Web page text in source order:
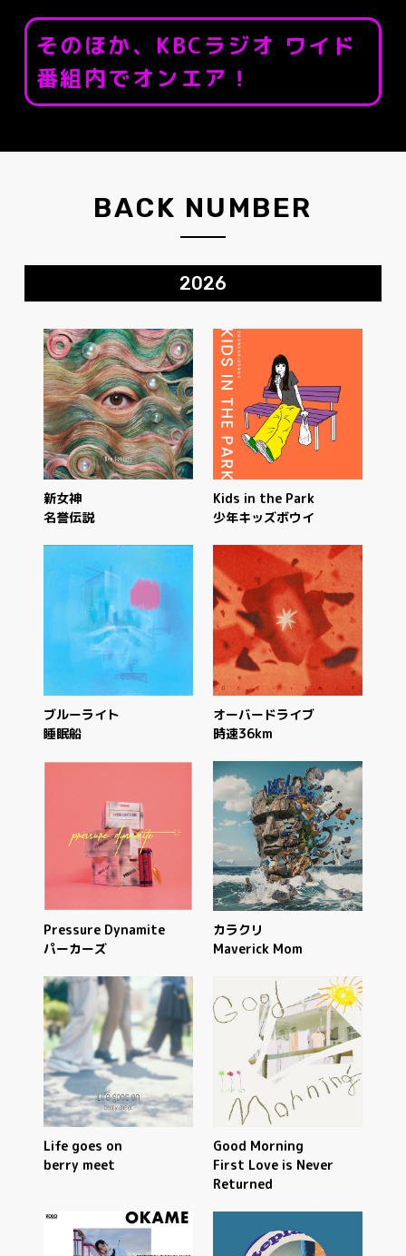
そのほか、KBCラジオ ワイド
番組内でオンエア！
BACK NUMBER
2026
新女神
名誉伝説
Kids in the Park
少年キッズボウイ
ブルーライト
睡眠船
オーバードライブ
時速36km
Pressure Dynamite
パーカーズ
カラクリ
Maverick Mom
Life goes on
berry meet
Good Morning
First Love is Never
Returned